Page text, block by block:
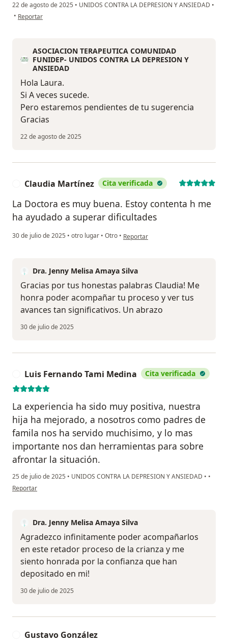
22 de agosto de 2025 • UNIDOS CONTRA LA DEPRESION Y ANSIEDAD •
• en opinión del usuario Laura
Reportar
ASOCIACION TERAPEUTICA COMUNIDAD
FUNIDEP- UNIDOS CONTRA LA DEPRESION Y
ANSIEDAD
Hola Laura.
Si A veces sucede.
Pero estaremos pendientes de tu sugerencia
Gracias
22 de agosto de 2025
Claudia Martínez Cita verificada
La Doctora es muy buena. Estoy contenta h me
ha ayudado a superar dificultades
30 de julio de 2025 • otro lugar • Otro • en opinión del usuario Claudia
Reportar
Dra. Jenny Melisa Amaya Silva
Gracias por tus honestas palabras Claudia! Me
honra poder acompañar tu proceso y ver tus
avances tan significativos. Un abrazo
30 de julio de 2025
Luis Fernando Tami Medina Cita verificada
La experiencia ha sido muy positiva, nuestra
hija ha mejorado, a nosotros como padres de
famila nos ha servido muchisimo, y lo mas
importante nos dan herramientas para sobre
afrontar la situación.
25 de julio de 2025 • UNIDOS CONTRA LA DEPRESION Y ANSIEDAD • •
en opinión del usuario Luis Fernando Tami Medina
Reportar
Dra. Jenny Melisa Amaya Silva
Agradezco infinitamente poder acompañarlos
en este retador proceso de la crianza y me
siento honrada por la confianza que han
depositado en mi!
30 de julio de 2025
Gustavo González